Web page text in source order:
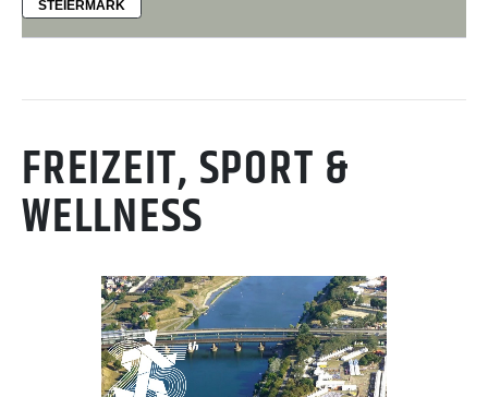
STEIERMARK
FREIZEIT, SPORT &
WELLNESS